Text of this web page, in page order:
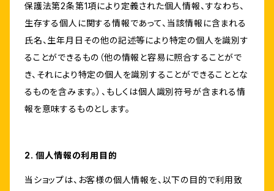
保護法第2条第1項により定義された個人情報、すなわち、
生存する個人に関する情報であって、当該情報に含まれる
氏名、生年月日その他の記述等により特定の個人を識別す
ることができるもの（他の情報と容易に照合することがで
き、それにより特定の個人を識別することができることとな
るものを含みます。）、もしくは個人識別符号が含まれる情
報を意味するものとします。
2. 個人情報の利用目的
当ショップは、お客様の個人情報を、以下の目的で利用致